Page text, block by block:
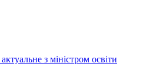
з міністром освіти